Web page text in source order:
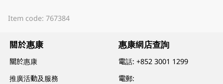
Item code: 767384
關於惠康
關於惠康
推廣活動及服務
惠康網店查詢
電話:+852 3001 1299
電郵: